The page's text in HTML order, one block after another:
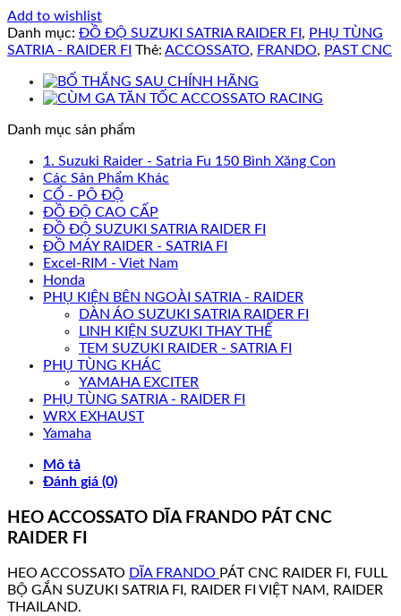
Add to wishlist
Danh mục: ĐỒ ĐỘ SUZUKI SATRIA RAIDER FI , PHỤ TÙNG
SATRIA - RAIDER FI Thẻ: ACCOSSATO, FRANDO, PAST CNC
Danh mục sản phẩm
1. Suzuki Raider - Satria Fu 150 Bình Xăng Con
Các Sản Phẩm Khác
CỔ - PÔ ĐỘ
ĐỒ ĐỘ CAO CẤP
ĐỒ ĐỘ SUZUKI SATRIA RAIDER FI
ĐỒ MÁY RAIDER - SATRIA FI
Excel-RIM - Viet Nam
Honda
PHỤ KIỆN BÊN NGOÀI SATRIA - RAIDER
DÀN ÁO SUZUKI SATRIA RAIDER FI
LINH KIỆN SUZUKI THAY THẾ
TEM SUZUKI RAIDER - SATRIA FI
PHỤ TÙNG KHÁC
YAMAHA EXCITER
PHỤ TÙNG SATRIA - RAIDER FI
WRX EXHAUST
Yamaha
Mô tả
Đánh giá (0)
HEO ACCOSSATO DĨA FRANDO PÁT CNC
RAIDER FI
HEO ACCOSSATO DĨA FRANDO PÁT CNC RAIDER FI, FULL
BỘ GẮN SUZUKI SATRIA FI, RAIDER FI VIỆT NAM, RAIDER
THAILAND.